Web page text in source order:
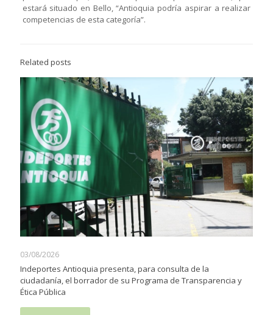
estará situado en Bello, “Antioquia podría aspirar a realizar
competencias de esta categoría”.
Related posts
03/08/2026
Indeportes Antioquia presenta, para consulta de la
ciudadanía, el borrador de su Programa de Transparencia y
Ética Pública